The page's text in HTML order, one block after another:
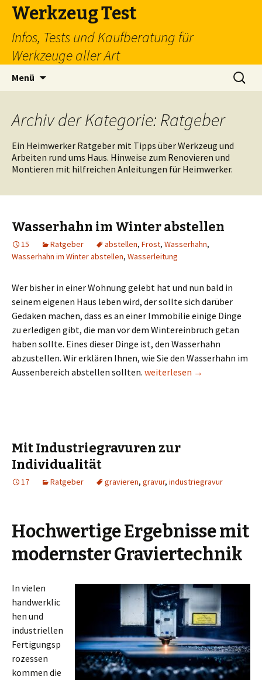
Werkzeug Test
Infos, Tests und Kaufberatung für
Werkzeuge aller Art
Menü
Suchen
nach:
Archiv der Kategorie: Ratgeber
Ein Heimwerker Ratgeber mit Tipps über Werkzeug und
Arbeiten rund ums Haus. Hinweise zum Renovieren und
Montieren mit hilfreichen Anleitungen für Heimwerker.
Wasserhahn im Winter abstellen
15 Ratgeber abstellen, Frost, Wasserhahn,
Wasserhahn im Winter abstellen, Wasserleitung
Wer bisher in einer Wohnung gelebt hat und nun bald in
seinem eigenen Haus leben wird, der sollte sich darüber
Gedaken machen, dass es an einer Immobilie einige Dinge
zu erledigen gibt, die man vor dem Wintereinbruch getan
haben sollte. Eines dieser Dinge ist, den Wasserhahn
abzustellen. Wir erklären Ihnen, wie Sie den Wasserhahn im
Aussenbereich abstellen sollten. Wasserhahn im Winter
weiterlesen →
Mit Industriegravuren zur
Individualität
17 Ratgeber gravieren, gravur, industriegravur
Hochwertige Ergebnisse mit
modernster Graviertechnik
In vielen
handwerklic
hen und
industriellen
Fertigungsp
rozessen
kommen die